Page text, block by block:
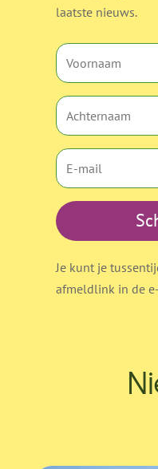
laatste nieuws.
Je kunt je
afmeldlink in de